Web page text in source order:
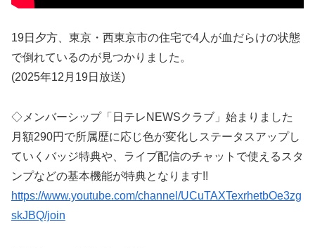
19日夕方、東京・西東京市の住宅で4人が血だらけの状態
で倒れているのが見つかりました。
(2025年12月19日放送)
◇メンバーシップ「日テレNEWSクラブ」始まりました
月額290円で所属歴に応じ色が変化しステータスアップし
ていくバッジ特典や、ライブ配信のチャットで使えるスタ
ンプなどの基本機能が特典となります!!
https://www.youtube.com/channel/UCuTAXTexrhetbOe3zg
skJBQ/join